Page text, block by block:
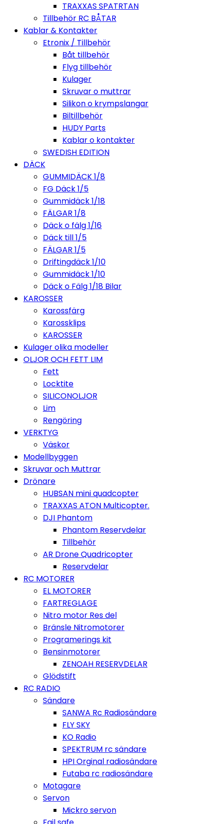
TRAXXAS SPATRTAN
Tillbehör RC BÅTAR
Kablar & Kontakter
Etronix / Tillbehör
Båt tillbehör
Flyg tillbehör
Kulager
Skruvar o muttrar
Silikon o krympslangar
Biltillbehör
HUDY Parts
Kablar o kontakter
SWEDISH EDITION
DÄCK
GUMMIDÄCK 1/8
FG Däck 1/5
Gummidäck 1/18
FÄLGAR 1/8
Däck o fälg 1/16
Däck till 1/5
FÄLGAR 1/5
Driftingdäck 1/10
Gummidäck 1/10
Däck o Fälg 1/18 Bilar
KAROSSER
Karossfärg
Karossklips
KAROSSER
Kulager olika modeller
OLJOR OCH FETT LIM
Fett
Locktite
SILICONOLJOR
Lim
Rengöring
VERKTYG
Väskor
Modellbyggen
Skruvar och Muttrar
Drönare
HUBSAN mini quadcopter
TRAXXAS ATON Multicopter.
DJI Phantom
Phantom Reservdelar
Tillbehör
AR Drone Quadricopter
Reservdelar
RC MOTORER
EL MOTORER
FARTREGLAGE
Nitro motor Res del
Bränsle Nitromotorer
Programerings kit
Bensinmotorer
ZENOAH RESERVDELAR
Glödstift
RC RADIO
Sändare
SANWA Rc Radiosändare
FLY SKY
KO Radio
SPEKTRUM rc sändare
HPI Orginal radiosändare
Futaba rc radiosändare
Motagare
Servon
Mickro servon